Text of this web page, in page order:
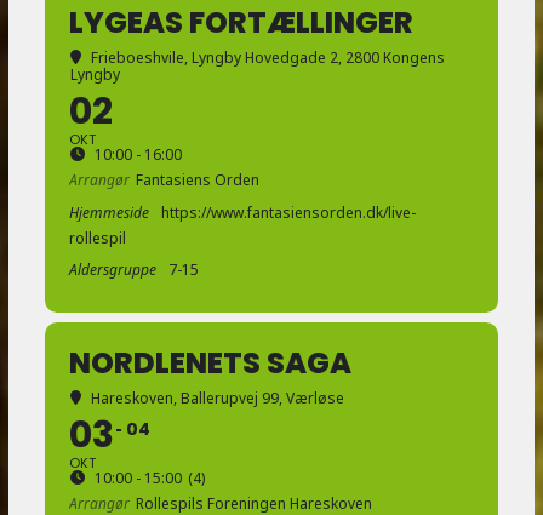
LYGEAS FORTÆLLINGER
Frieboeshvile, Lyngby Hovedgade 2, 2800 Kongens
Lyngby
02
OKT
10:00 - 16:00
Arrangør Fantasiens Orden
Hjemmeside
https://www.fantasiensorden.dk/live-
rollespil
Aldersgruppe
7-15
NORDLENETS SAGA
Hareskoven, Ballerupvej 99, Værløse
03
OKT
04
10:00 - 15:00 (4)
Arrangør Rollespils Foreningen Hareskoven